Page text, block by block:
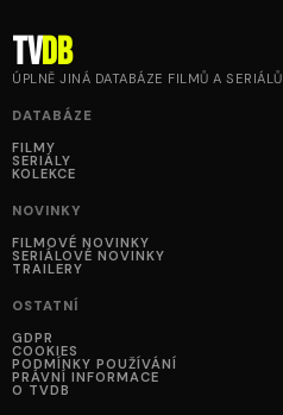
tvDB
ÚPLNĚ JINÁ DATABÁZE FILMŮ A SERIÁLŮ
DATABÁZE
FILMY
SERIÁLY
KOLEKCE
NOVINKY
FILMOVÉ NOVINKY
SERIÁLOVÉ NOVINKY
TRAILERY
OSTATNÍ
GDPR
COOKIES
PODMÍNKY POUŽÍVÁNÍ
PRÁVNÍ INFORMACE
O TVDB